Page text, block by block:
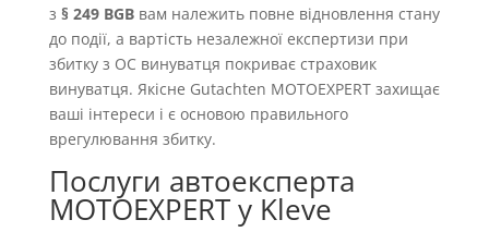
з § 249 BGBвам належить повне відновлення стану
до події, а вартість незалежної експертизи при
збитку з OC винуватця покриває страховик
винуватця. Якісне Gutachten MOTOEXPERT захищає
ваші інтереси і є основою правильного
врегулювання збитку.
Послуги автоексперта
MOTOEXPERT у Kleve